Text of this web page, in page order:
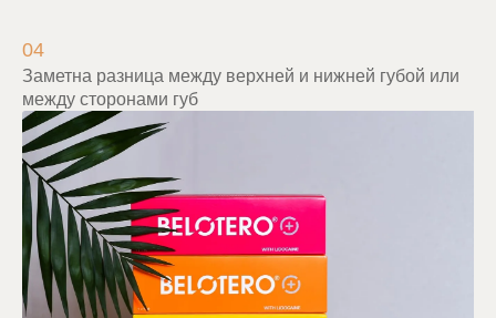
04
Заметна разница между верхней и нижней губой или
между сторонами губ